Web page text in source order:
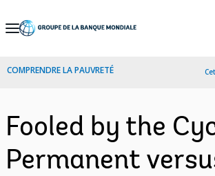
Skip
Navigation
COMPRENDRE LA PAUVRETÉ
Fooled by the
Permanent